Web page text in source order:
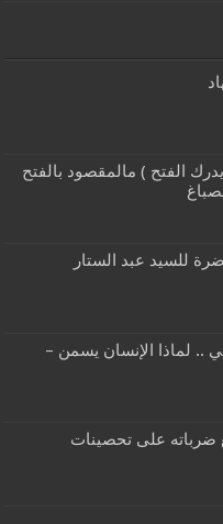
الفتح ) مالمقصود بالفتح
للسيد عبد الستار
.. لماذا الإنسان يسمن –
على تحصينات